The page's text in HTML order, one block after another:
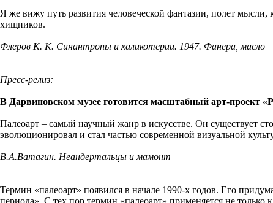
Я же вижу путь развития человеческой фантазии, полет
хищников.
Флеров К. К. Синантропы и халикотерии. 1947. Фанера, масло
Пресс-релиз:
В Дарвиновском музее готовится масштабный арт-проект
Палеоарт – самый научный жанр в искусстве. Он существует
эволюционировал и стал частью современной визуальной
В.А.Ватагин. Неандертальцы и мамонт
Термин «палеоарт» появился в начале 1990-х годов. Его
периода». С тех пор термин «палеоарт» применяется не